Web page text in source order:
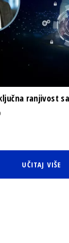
ranjivost
UČITAJ VIŠE